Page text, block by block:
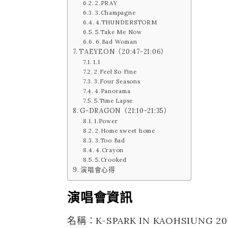
2.PRAY
3.Champagne
4.THUNDERSTORM
5.Take Me Now
6.Bad Woman
TAEYEON（20:47-21:06）
1.I
2.Feel So Fine
3.Four Seasons
4.Panorama
5.Time Lapse
G-DRAGON（21:10-21:35）
1.Power
2.Home sweet home
3.Too Bad
4.Crayon
5.Crooked
演唱會心得
演唱會資訊
名稱：K-SPARK IN KAOHSIUNG